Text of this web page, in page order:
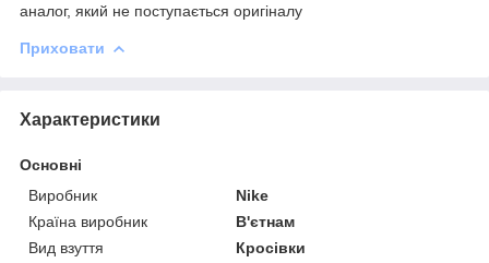
аналог, який не поступається оригіналу
Приховати
Характеристики
Основні
Виробник
Nike
Країна виробник
В'єтнам
Вид взуття
Кросівки